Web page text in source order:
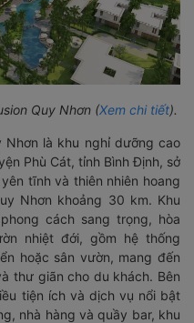
Quy Nhơn (Xem chi tiết).
Nhơn là khu nghỉ dưỡng cao
Phù Cát, tỉnh Bình Định, sở
tĩnh và thiên nhiên hoang
Nhơn khoảng 30 km. Khu
cách sang trọng, hòa
nhiệt đới, gồm hệ thống
hoặc sân vườn, mang đến
thư giãn cho du khách. Bên
tiện ích và dịch vụ nổi bật
nhà hàng và quầy bar, khu